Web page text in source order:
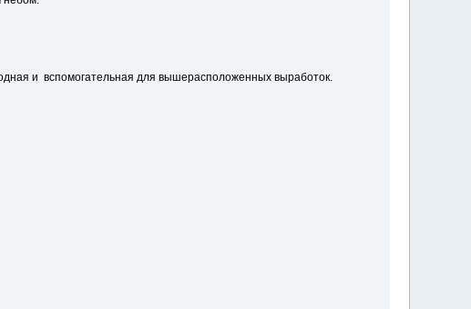
и вспомогательная для вышерасположенных выработок.